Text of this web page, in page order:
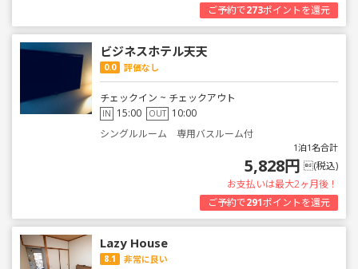
ご予約で273ポイントを還元
ビジネスホテル天天
0.0 評価なし
チェックイン ~ チェックアウト
IN 15:00 OUT 10:00
シングルルーム 専用バスルーム付
1泊1名合計
5,828円 (税込)
お支払いは最大2ヶ月後！
ご予約で291ポイントを還元
Lazy House
8.1 非常に良い